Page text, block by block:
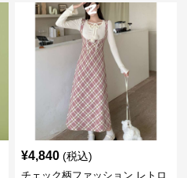
¥4,840 (税込)
チェック柄ファッション レトロ